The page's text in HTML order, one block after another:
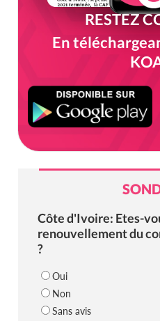
RESTEZ
En
Côte d'Ivoire: Etes-
renouvellement du
?
Oui
Non
Sans avis